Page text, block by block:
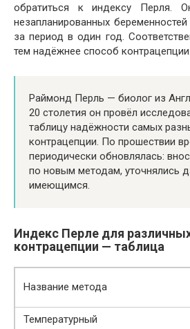
обратиться к индексу Перля.
незапланированных
за период в один год.
тем надёжнее способ контрацепции.
Раймонд Перль — биолог из
20 столетия он провёл
таблицу надёжности самых
контрацепции. По прошествии
периодически обновлялась:
по новым методам, уточнялись
имеющимся.
Индекс Перле для
контрацепции — таблица
Название метода
Температурный